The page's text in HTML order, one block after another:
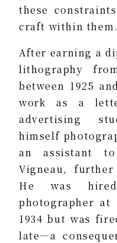
these
craft within them.
After earning a
lithography
between 1925
work as a
advertising
himself
an assistant to
Vigneau,
He was
photographer
1934 but was
late—a